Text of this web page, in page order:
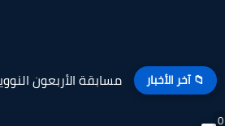
📁 آخر الأخبار